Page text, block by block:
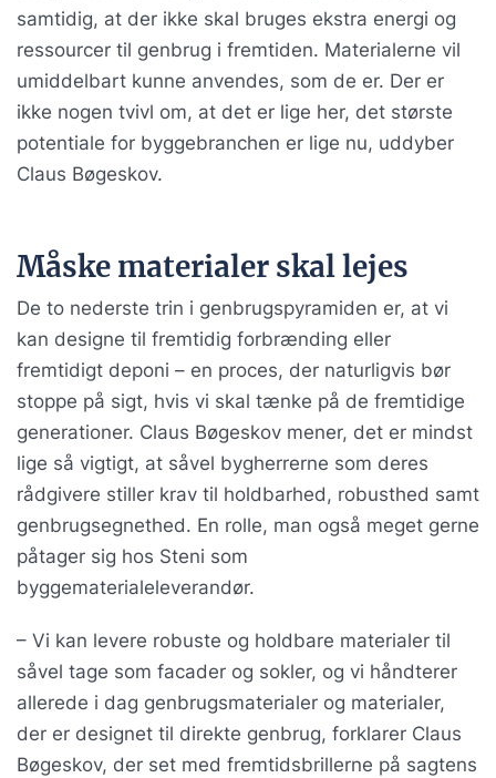
samtidig, at der ikke skal bruges ekstra energi og
ressourcer til genbrug i fremtiden. Materialerne vil
umiddelbart kunne anvendes, som de er. Der er
ikke nogen tvivl om, at det er lige her, det største
potentiale for byggebranchen er lige nu, uddyber
Claus Bøgeskov.
Måske materialer skal lejes
De to nederste trin i genbrugspyramiden er, at vi
kan designe til fremtidig forbrænding eller
fremtidigt deponi – en proces, der naturligvis bør
stoppe på sigt, hvis vi skal tænke på de fremtidige
generationer. Claus Bøgeskov mener, det er mindst
lige så vigtigt, at såvel bygherrerne som deres
rådgivere stiller krav til holdbarhed, robusthed samt
genbrugsegnethed. En rolle, man også meget gerne
påtager sig hos Steni som
byggematerialeleverandør.
– Vi kan levere robuste og holdbare materialer til
såvel tage som facader og sokler, og vi håndterer
allerede i dag genbrugsmaterialer og materialer,
der er designet til direkte genbrug, forklarer Claus
Bøgeskov, der set med fremtidsbrillerne på sagtens